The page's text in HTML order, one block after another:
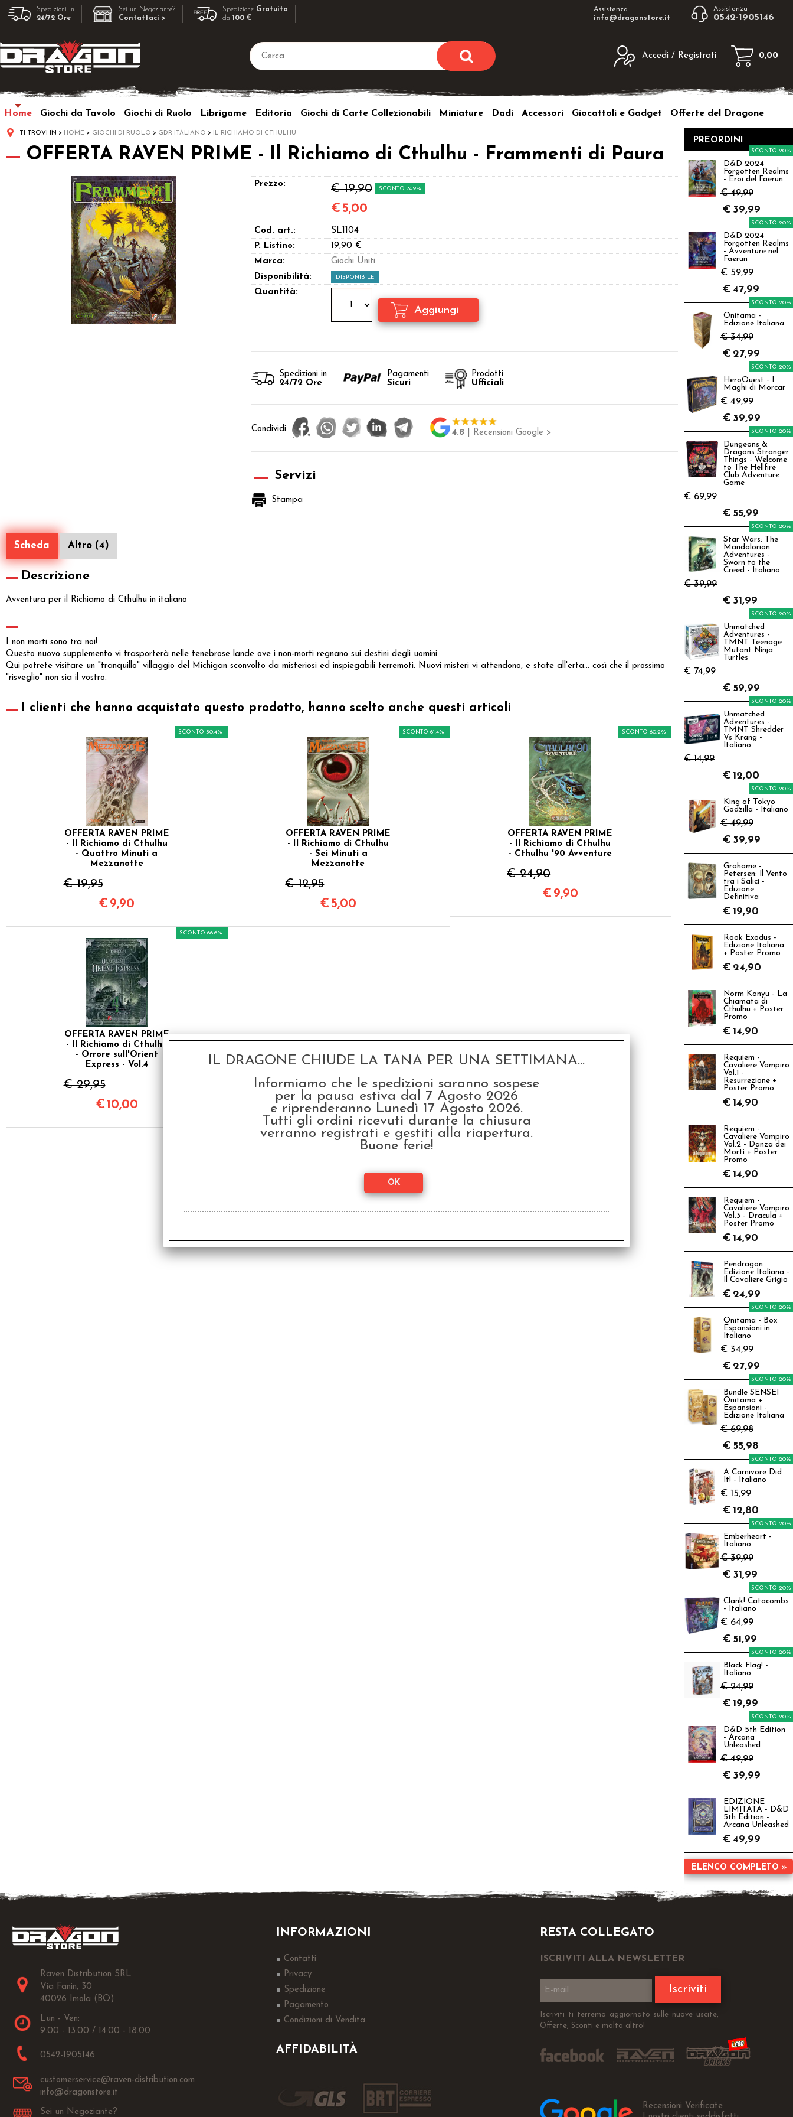
Spedizioni in
24/72 Ore
Sei un Negoziante?
Contattaci >
Spedizione Gratuita
da100 €
Assistenza
info@dragonstore.it
Assistenza
0542-1905146
Accedi / Registrati
utente e la password e poi clicca sul
Password:
sito clicca sul pulsante "Registrati"
0,00
Home Giochi da Tavolo Giochi di Ruolo Librigame Editoria Giochi di Carte Collezionabili Miniature Dadi Accessori Giocattoli e Gadget Offerte del Dragone
TI TROVI IN HOME GIOCHI DI RUOLO GDR ITALIANO IL RICHIAMO DI CTHULHU
OFFERTA RAVEN PRIME - Il Richiamo di Cthulhu - Frammenti di Paura
Prezzo: € 19,90 SCONTO 74.9%
€ 5,00
Cod. art.:
SL1104
P. Listino:
19,90 €
Marca:
Giochi Uniti
Disponibilità:
DISPONIBILE
Quantità:
Spedizioni in
24/72 Ore
Pagamenti
Sicuri
Prodotti
Ufficiali
Condividi: 4.8 | Recensioni Google >
Servizi
Stampa
Scheda Altro (4)
Descrizione
Avventura per il Richiamo di Cthulhu in italiano
I non morti sono tra noi!
Questo nuovo supplemento vi trasporterà nelle tenebrose lande ove i non-morti regnano sui destini degli uomini.
Qui potrete visitare un "tranquillo" villaggio del Michigan sconvolto da misteriosi ed inspiegabili terremoti. Nuovi misteri vi attendono, e state all'erta... così che il prossimo
"risveglio" non sia il vostro.
I clienti che hanno acquistato questo prodotto, hanno scelto anche questi articoli
OFFERTA RAVEN PRIME
- Il Richiamo di Cthulhu
- Quattro Minuti a
Mezzanotte
€ 19,95
SCONTO 50.4%
€ 9,90
OFFERTA RAVEN PRIME
- Il Richiamo di Cthulhu
- Sei Minuti a
Mezzanotte
€ 12,95
SCONTO 61.4%
€ 5,00
OFFERTA RAVEN PRIME
- Il Richiamo di Cthulhu
- Cthulhu '90 Avventure
€ 24,90
SCONTO 60.2%
€ 9,90
OFFERTA RAVEN PRIME
- Il Richiamo di Cthulhu
- Orrore sull'Orient
Express - Vol.4
€ 29,95
SCONTO 66.6%
€ 10,00
PREORDINI
D&D 2024
Forgotten Realms
- Eroi del Faerun
€ 49,99
SCONTO 20%
€ 39,99
D&D 2024
Forgotten Realms
- Avventure nel
Faerun
€ 59,99
SCONTO 20%
€ 47,99
Onitama -
Edizione Italiana
€ 34,99
SCONTO 20%
€ 27,99
HeroQuest - I
Maghi di Morcar
€ 49,99
SCONTO 20%
€ 39,99
Dungeons &
Dragons Stranger
Things - Welcome
to The Hellfire
Club Adventure
Game
€ 69,99
SCONTO 20%
€ 55,99
Star Wars: The
Mandalorian
Adventures -
Sworn to the
Creed - Italiano
€ 39,99
SCONTO 20%
€ 31,99
Unmatched
Adventures -
TMNT Teenage
Mutant Ninja
Turtles
€ 74,99
SCONTO 20%
€ 59,99
Unmatched
Adventures -
TMNT Shredder
Vs Krang -
Italiano
€ 14,99
SCONTO 20%
€ 12,00
King of Tokyo
Godzilla - Italiano
€ 49,99
SCONTO 20%
€ 39,99
Grahame -
Petersen: Il Vento
tra i Salici -
Edizione
Definitiva
€ 19,90
Rook Exodus -
Edizione Italiana
+ Poster Promo
€ 24,90
Norm Konyu - La
Chiamata di
Cthulhu + Poster
Promo
€ 14,90
Requiem -
Cavaliere Vampiro
Vol.1 -
Resurrezione +
Poster Promo
€ 14,90
Requiem -
Cavaliere Vampiro
Vol.2 - Danza dei
Morti + Poster
Promo
€ 14,90
Requiem -
Cavaliere Vampiro
Vol.3 - Dracula +
Poster Promo
€ 14,90
Pendragon
Edizione Italiana -
Il Cavaliere Grigio
€ 24,99
Onitama - Box
Espansioni in
Italiano
€ 34,99
SCONTO 20%
€ 27,99
Bundle SENSEI
Onitama +
Espansioni -
Edizione Italiana
€ 69,98
SCONTO 20%
€ 55,98
A Carnivore Did
It! - Italiano
€ 15,99
SCONTO 20%
€ 12,80
Emberheart -
Italiano
€ 39,99
SCONTO 20%
€ 31,99
Clank! Catacombs
- Italiano
€ 64,99
SCONTO 20%
€ 51,99
Black Flag! -
Italiano
€ 24,99
SCONTO 20%
€ 19,99
D&D 5th Edition
- Arcana
Unleashed
€ 49,99
SCONTO 20%
€ 39,99
EDIZIONE
LIMITATA - D&D
5th Edition -
Arcana Unleashed
€ 49,99
ELENCO COMPLETO »
Raven Distribution SRL
Via Fanin, 30
40026 Imola (BO)
Lun - Ven:
9.00 - 13.00 / 14.00 - 18.00
0542-1905146
customerservice@raven-distribution.com
info@dragonstore.it
Sei un Negoziante?
INFORMAZIONI
Contatti
Privacy
Spedizione
Pagamento
Condizioni di Vendita
AFFIDABILITÀ
RESTA COLLEGATO
ISCRIVITI ALLA NEWSLETTER
Iscriviti
Iscriviti ti terremo aggiornato sulle nuove uscite,
Offerte, Sconti e molto altro!
Recensioni Verificate
IL DRAGONE CHIUDE LA TANA PER UNA SETTIMANA...
Informiamo che le spedizioni saranno sospese
per la pausa estiva dal 7 Agosto 2026
e riprenderanno Lunedì 17 Agosto 2026.
Tutti gli ordini ricevuti durante la chiusura
verranno registrati e gestiti alla riapertura.
Buone ferie!